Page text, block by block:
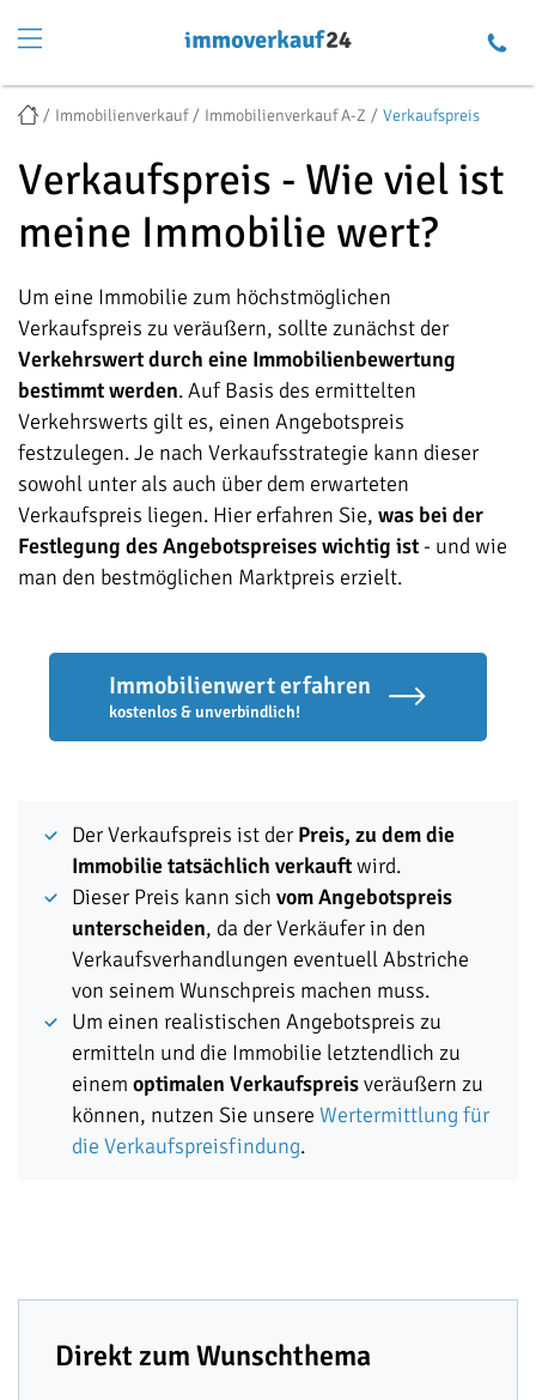
Immobilienverkauf Immobilienverkauf A-Z Verkaufspreis
Verkaufspreis - Wie viel ist
meine Immobilie wert?
Um eine Immobilie zum höchstmöglichen
Verkaufspreis zu veräußern, sollte zunächst der
Verkehrswert durch eine Immobilienbewertung
bestimmt werden. Auf Basis des ermittelten
Verkehrswerts gilt es, einen Angebotspreis
festzulegen. Je nach Verkaufsstrategie kann dieser
sowohl unter als auch über dem erwarteten
Verkaufspreis liegen. Hier erfahren Sie, was bei der
Festlegung des Angebotspreises wichtig ist - und wie
man den bestmöglichen Marktpreis erzielt.
Immobilienwert erfahren
kostenlos & unverbindlich!
Der Verkaufspreis ist der Preis, zu dem die
Immobilie tatsächlich verkauftwird.
Dieser Preis kann sich vom Angebotspreis
unterscheiden, da der Verkäufer in den
Verkaufsverhandlungen eventuell Abstriche
von seinem Wunschpreis machen muss.
Um einen realistischen Angebotspreis zu
ermitteln und die Immobilie letztendlich zu
einem optimalen Verkaufspreisveräußern zu
können, nutzen Sie unsere Wertermittlung für
die Verkaufspreisfindung.
Direkt zum Wunschthema